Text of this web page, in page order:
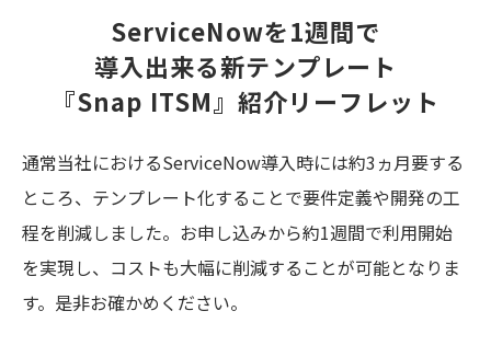
ServiceNowを1週間で
導入出来る新テンプレート
『Snap ITSM』紹介リーフレット
通常当社におけるServiceNow導入時には約3ヵ月要する
ところ、テンプレート化することで要件定義や開発の工
程を削減しました。お申し込みから約1週間で利用開始
を実現し、コストも大幅に削減することが可能となりま
す。是非お確かめください。